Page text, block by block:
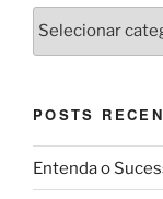
Categorias
POSTS
Entenda o